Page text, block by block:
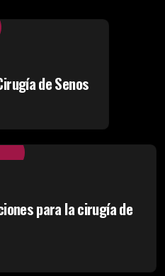
de Senos
para la cirugía de